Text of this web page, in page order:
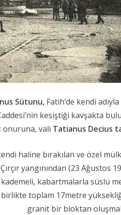
Sütunu, Fatih’de kendi
kesiştiği kavşakta
onuruna, vali Tatianus Decius
haline bırakılan ve özel
yangınından (23 Ağustos
kademeli, kabartmalarla süslü
birlikte toplam 17metre
granit bir bloktan